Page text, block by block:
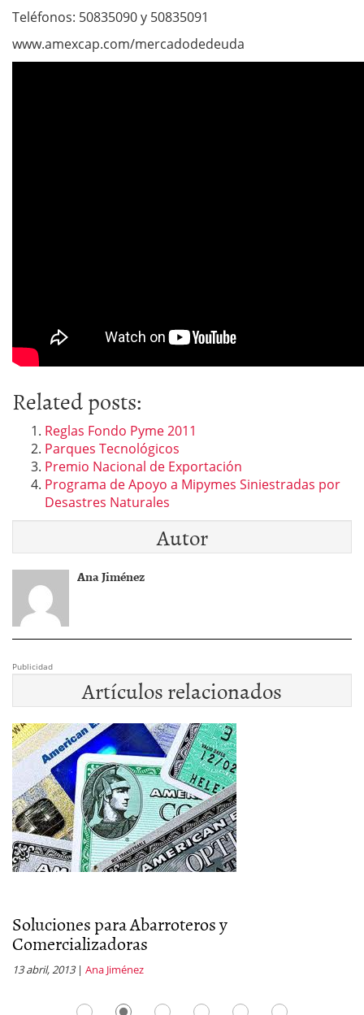
Teléfonos: 50835090 y 50835091
www.amexcap.com/mercadodedeuda
Related posts:
Reglas Fondo Pyme 2011
Parques Tecnológicos
Premio Nacional de Exportación
Programa de Apoyo a Mipymes Siniestradas por
Desastres Naturales
Autor
Ana Jiménez
Publicidad
Artículos relacionados
Soluciones para Abarroteros y
Comercializadoras
13 abril, 2013| Ana Jiménez